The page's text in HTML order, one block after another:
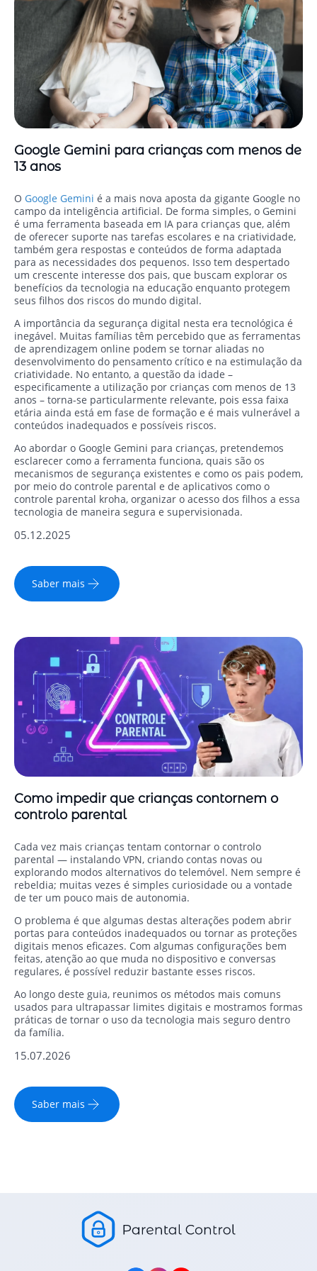
Google Gemini para crianças com menos de
13 anos
O Google Gemini é a mais nova aposta da gigante Google no
campo da inteligência artificial. De forma simples, o Gemini
é uma ferramenta baseada em IA para crianças que, além
de oferecer suporte nas tarefas escolares e na criatividade,
também gera respostas e conteúdos de forma adaptada
para as necessidades dos pequenos. Isso tem despertado
um crescente interesse dos pais, que buscam explorar os
benefícios da tecnologia na educação enquanto protegem
seus filhos dos riscos do mundo digital.
A importância da segurança digital nesta era tecnológica é
inegável. Muitas famílias têm percebido que as ferramentas
de aprendizagem online podem se tornar aliadas no
desenvolvimento do pensamento crítico e na estimulação da
criatividade. No entanto, a questão da idade –
especificamente a utilização por crianças com menos de 13
anos – torna-se particularmente relevante, pois essa faixa
etária ainda está em fase de formação e é mais vulnerável a
conteúdos inadequados e possíveis riscos.
Ao abordar o Google Gemini para crianças, pretendemos
esclarecer como a ferramenta funciona, quais são os
mecanismos de segurança existentes e como os pais podem,
por meio do controle parental e de aplicativos como o
controle parental kroha, organizar o acesso dos filhos a essa
tecnologia de maneira segura e supervisionada.
05.12.2025
Saber mais
Como impedir que crianças contornem o
controlo parental
Cada vez mais crianças tentam contornar o controlo
parental — instalando VPN, criando contas novas ou
explorando modos alternativos do telemóvel. Nem sempre é
rebeldia; muitas vezes é simples curiosidade ou a vontade
de ter um pouco mais de autonomia.
O problema é que algumas destas alterações podem abrir
portas para conteúdos inadequados ou tornar as proteções
digitais menos eficazes. Com algumas configurações bem
feitas, atenção ao que muda no dispositivo e conversas
regulares, é possível reduzir bastante esses riscos.
Ao longo deste guia, reunimos os métodos mais comuns
usados para ultrapassar limites digitais e mostramos formas
práticas de tornar o uso da tecnologia mais seguro dentro
da família.
15.07.2026
Saber mais